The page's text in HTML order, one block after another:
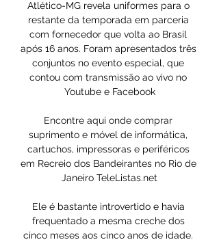
Atlético-MG revela uniformes para o
restante da temporada em parceria
com fornecedor que volta ao Brasil
após 16 anos. Foram apresentados três
conjuntos no evento especial, que
contou com transmissão ao vivo no
Youtube e Facebook
Encontre aqui onde comprar
suprimento e móvel de informática,
cartuchos, impressoras e periféricos
em Recreio dos Bandeirantes no Rio de
Janeiro TeleListas.net
Ele é bastante introvertido e havia
frequentado a mesma creche dos
cinco meses aos cinco anos de idade.